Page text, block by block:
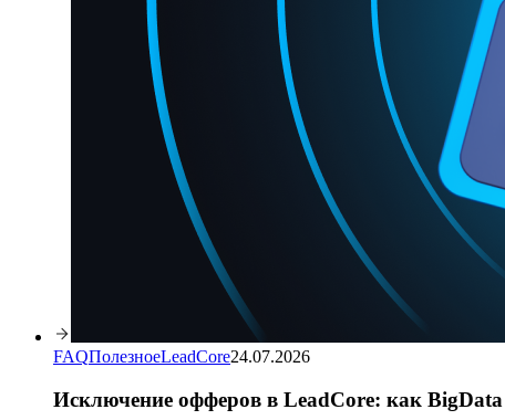
FAQПолезноеLeadCore24.07.2026
Исключение офферов в LeadCore: как